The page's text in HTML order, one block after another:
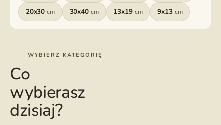
20x30 cm 30x40 cm 13x19 cm 9x13 cm
WYBIERZ KATEGORIĘ
Co
wybierasz
dzisiaj?